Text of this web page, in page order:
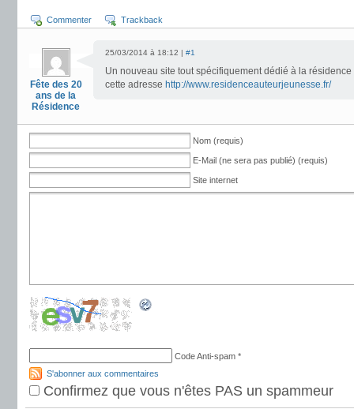
Commenter Trackback
Fête des 20
ans de la
Résidence
25/03/2014 à 18:12 | #1
Un nouveau site tout spécifiquement dédié à la
cette adresse http://www.residenceauteurjeunesse.fr/
Nom (requis)
E-Mail (ne sera pas publié) (requis)
Site internet
Code Anti-spam *
S'abonner aux commentaires
Confirmez que vous n'êtes PAS un spammeur